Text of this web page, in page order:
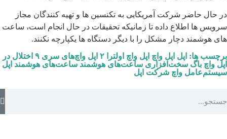
در حال حاضر شرکت آمریکایی به تکنسین ها و تهیه کنندگان مجاز
سرویس ها اطلاع داده تا زمانیکه تحقیقات در حال انجام است، ساعت
های هوشمند دچار مشکل را با دیگر دستگاه ها یکپارچه نکنند.
برچسب ها: اپل اپل واچ اپل واچ اولترا ۲ اپل واچ‌های سری ۹
اختلال در
اپل واچ باگ سخت‌افزاری ساعت‌های هوشمند ساعت‌های هوشمند اپل
سیستم‌عامل‌ واچ شرکت اپل